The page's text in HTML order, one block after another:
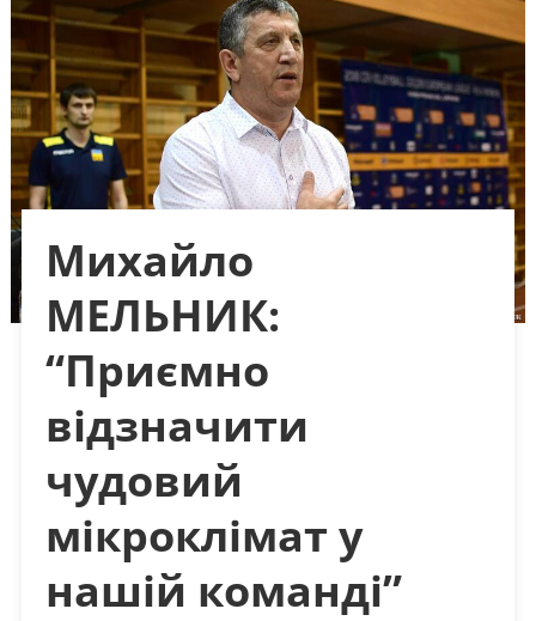
Михайло
МЕЛЬНИК:
“Приємно
відзначити
чудовий
мікроклімат у
нашій команді”